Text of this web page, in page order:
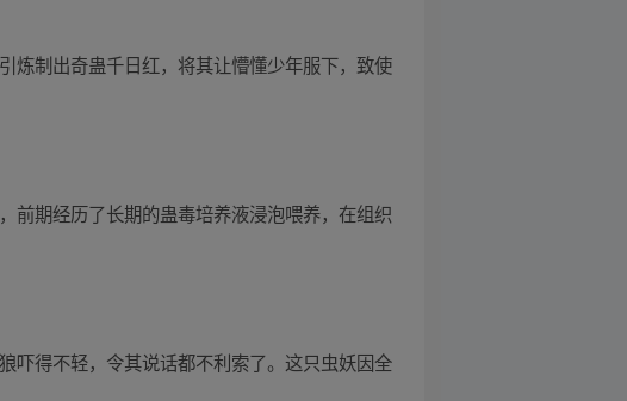
炼制出奇蛊千日红，将其让懵懂少年服下，致使
前期经历了长期的蛊毒培养液浸泡喂养，在组织
吓得不轻，令其说话都不利索了。这只虫妖因全